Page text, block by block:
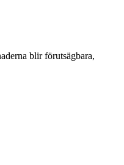
blir förutsägbara,